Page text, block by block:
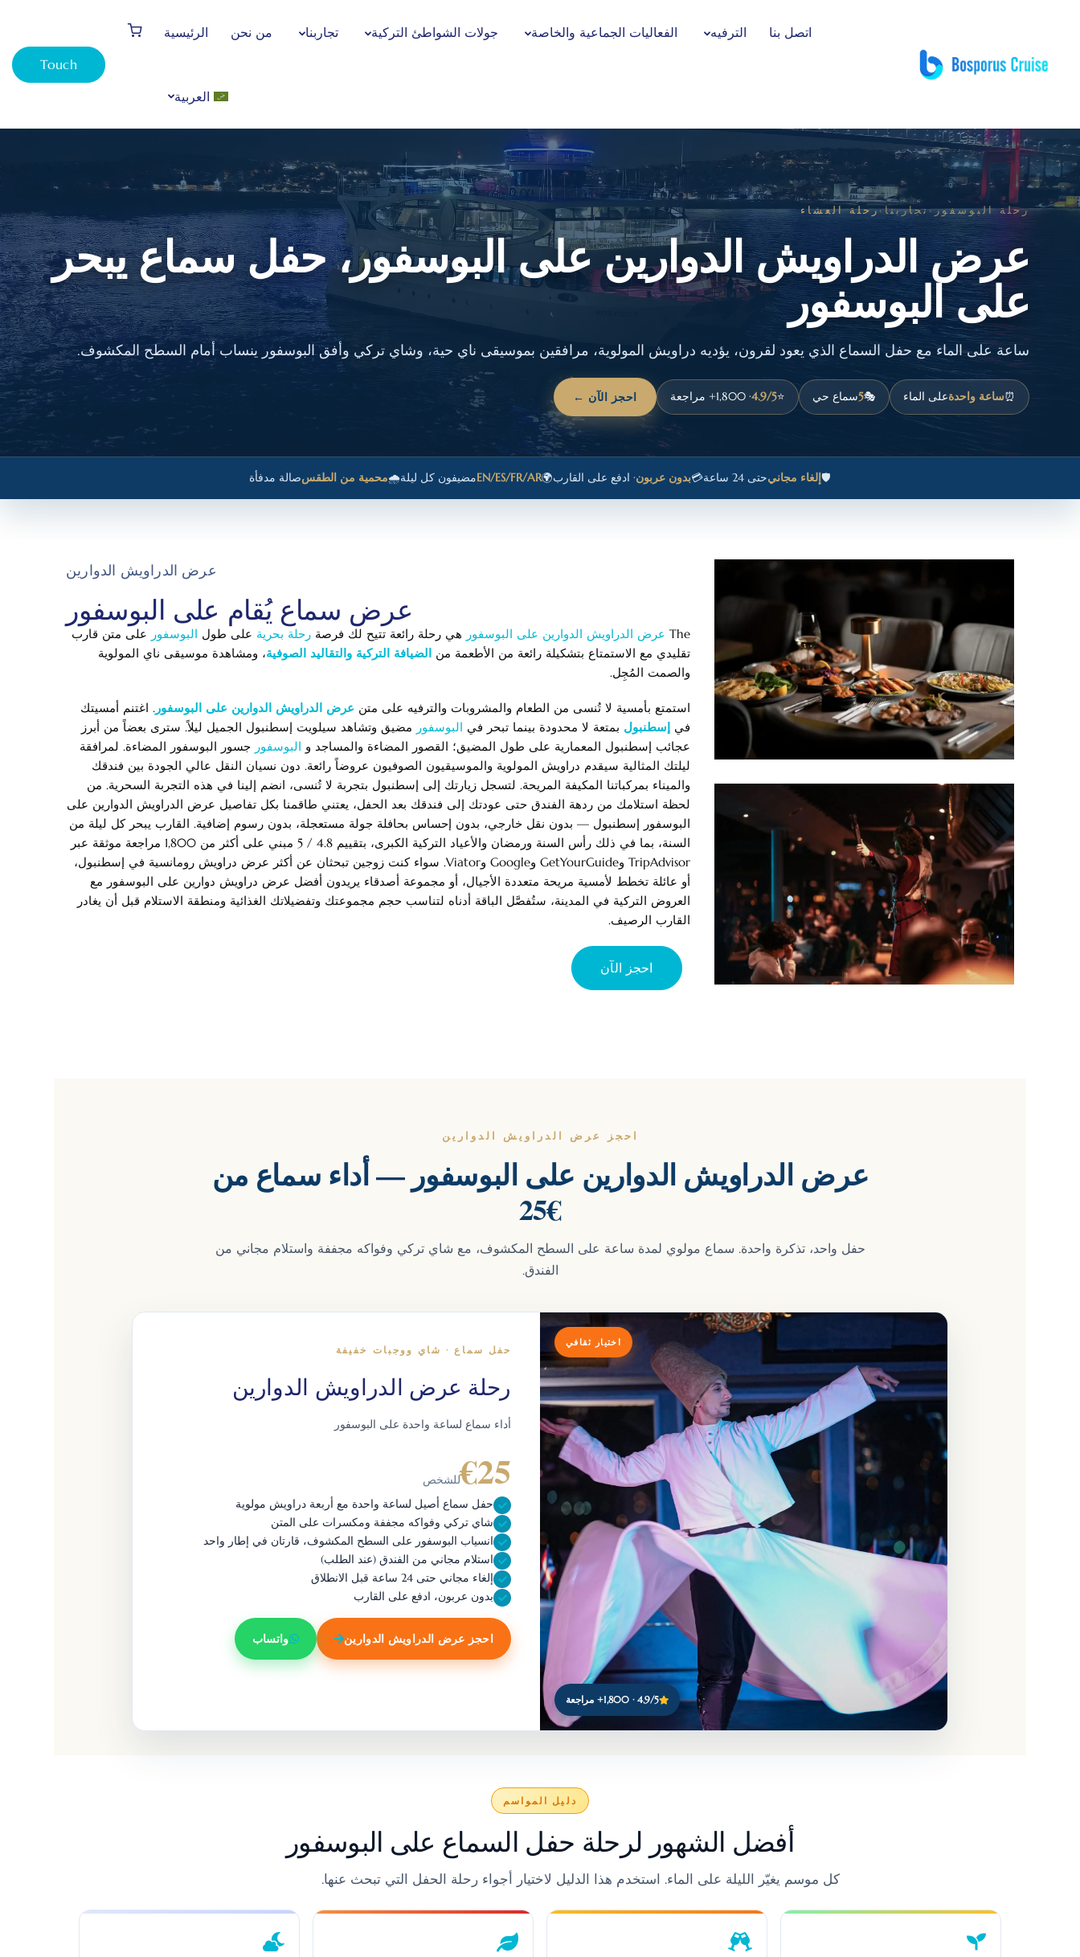
الرئيسية من نحن تجاربنا جولات الشواطئ التركية الفعاليات الجماعية والخاصة الترفيه اتصل بنا
العربية
Touch
رحلة البوسفور›تجاربنا›رحلة العشاء
عرض الدراويش الدوارين على البوسفور، حفل سماع يبحر
على البوسفور
ساعة على الماء مع حفل السماع الذي يعود لقرون، يؤديه دراويش المولوية، مرافقين بموسيقى ناي حية، وشاي تركي وأفق البوسفور ينساب أمام السطح المكشوف.
⏰ساعة واحدةعلى الماء 🎭
5سماع حي ⭐
4.9/5· 1,800+ مراجعة احجز الآن ←
🛡️ إلغاء مجانيحتى 24 ساعة 💳بدون عربون· ادفع على القارب🌍
EN/ES/FR/ARمضيفون كل ليلة🌧️محمية من الطقسصالة مدفأة
عرض الدراويش الدوارين
عرض سماع يُقام على البوسفور
The عرض الدراويش الدوارين على البوسفور هي رحلة رائعة تتيح لك فرصةرحلة بحرية على طول البوسفور على متن قارب
تقليدي مع الاستمتاع بتشكيلة رائعة من الأطعمة منالضيافة التركية والتقاليد الصوفية، ومشاهدة موسيقى ناي المولوية
والصمت المُجِل.
استمتع بأمسية لا تُنسى من الطعام والمشروبات والترفيه على متن عرض الدراويش الدوارين على البوسفور. اغتنم أمسيتك
فيإسطنبول بمتعة لا محدودة بينما تبحر في البوسفور مضيق وتشاهد سيلويت إسطنبول الجميل ليلاً. سترى بعضاً من أبرز
عجائب إسطنبول المعمارية على طول المضيق؛ القصور المضاءة والمساجد و البوسفور جسور البوسفور المضاءة. لمرافقة
ليلتك المثالية سيقدم دراويش المولوية والموسيقيون الصوفيون عروضاً رائعة. دون نسيان النقل عالي الجودة بين فندقك
والميناء بمركباتنا المكيفة المريحة. لتسجل زيارتك إلى إسطنبول بتجربة لا تُنسى، انضم إلينا في هذه التجربة السحرية. من
لحظة استلامك من ردهة الفندق حتى عودتك إلى فندقك بعد الحفل، يعتني طاقمنا بكل تفاصيل عرض الدراويش الدوارين على
البوسفور إسطنبول — بدون نقل خارجي، بدون إحساس بحافلة جولة مستعجلة، بدون رسوم إضافية. القارب يبحر كل ليلة من
السنة، بما في ذلك رأس السنة ورمضان والأعياد التركية الكبرى، بتقييم 4.8 / 5 مبني على أكثر من 1,800 مراجعة موثقة عبر
TripAdvisor وGetYourGuide وGoogle وViator. سواء كنت زوجين تبحثان عن أكثر عرض دراويش رومانسية في إسطنبول،
أو عائلة تخطط لأمسية مريحة متعددة الأجيال، أو مجموعة أصدقاء يريدون أفضل عرض دراويش دوارين على البوسفور مع
العروض التركية في المدينة، ستُفصَّل الباقة أدناه لتناسب حجم مجموعتك وتفضيلاتك الغذائية ومنطقة الاستلام قبل أن يغادر
القارب الرصيف.
احجز الآن
احجز عرض الدراويش الدوارين
عرض الدراويش الدوارين على البوسفور — أداء سماع من
€25
حفل واحد، تذكرة واحدة. سماع مولوي لمدة ساعة على السطح المكشوف، مع شاي تركي وفواكه مجففة واستلام مجاني من
الفندق.
اختيار ثقافي
4.9/5 · 1,800+ مراجعة
حفل سماع · شاي ووجبات خفيفة
رحلة عرض الدراويش الدوارين
أداء سماع لساعة واحدة على البوسفور
€25للشخص
حفل سماع أصيل لساعة واحدة مع أربعة دراويش مولوية
شاي تركي وفواكه مجففة ومكسرات على المتن
انسياب البوسفور على السطح المكشوف، قارتان في إطار واحد
استلام مجاني من الفندق (عند الطلب)
إلغاء مجاني حتى 24 ساعة قبل الانطلاق
بدون عربون، ادفع على القارب
احجز عرض الدراويش الدوارين واتساب
دليل المواسم
أفضل الشهور لرحلة حفل السماع على البوسفور
كل موسم يغيّر الليلة على الماء. استخدم هذا الدليل لاختيار أجواء رحلة الحفل التي تبحث عنها.